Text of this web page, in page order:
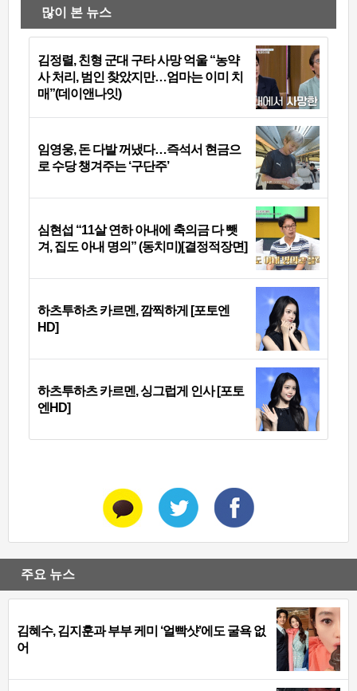
많이 본 뉴스
김정렬, 친형 군대 구타 사망 억울 “농약
사 처리, 범인 찾았지만…엄마는 이미 치
매”(데이앤나잇)
임영웅, 돈 다발 꺼냈다…즉석서 현금으
로 수당 챙겨주는 ‘구단주’
심현섭 “11살 연하 아내에 축의금 다 뺏
겨, 집도 아내 명의” (동치미)[결정적장면]
하츠투하츠 카르멘, 깜찍하게 [포토엔
HD]
하츠투하츠 카르멘, 싱그럽게 인사 [포토
엔HD]
주요 뉴스
김혜수, 김지훈과 부부 케미 ‘얼빡샷’에도 굴욕 없
어